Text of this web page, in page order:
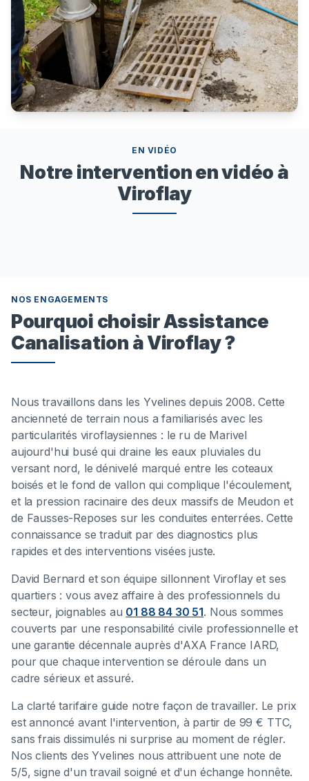
EN VIDÉO
Notre intervention en vidéo à
Viroflay
NOS ENGAGEMENTS
Pourquoi choisir Assistance
Canalisation à Viroflay ?
Nous travaillons dans les Yvelines depuis 2008. Cette
ancienneté de terrain nous a familiarisés avec les
particularités viroflaysiennes : le ru de Marivel
aujourd'hui busé qui draine les eaux pluviales du
versant nord, le dénivelé marqué entre les coteaux
boisés et le fond de vallon qui complique l'écoulement,
et la pression racinaire des deux massifs de Meudon et
de Fausses-Reposes sur les conduites enterrées. Cette
connaissance se traduit par des diagnostics plus
rapides et des interventions visées juste.
David Bernard et son équipe sillonnent Viroflay et ses
quartiers : vous avez affaire à des professionnels du
secteur, joignables au 01 88 84 30 51. Nous sommes
couverts par une responsabilité civile professionnelle et
une garantie décennale auprès d'AXA France IARD,
pour que chaque intervention se déroule dans un
cadre sérieux et assuré.
La clarté tarifaire guide notre façon de travailler. Le prix
est annoncé avant l'intervention, à partir de 99 € TTC,
sans frais dissimulés ni surprise au moment de régler.
Nos clients des Yvelines nous attribuent une note de
5/5, signe d'un travail soigné et d'un échange honnête.